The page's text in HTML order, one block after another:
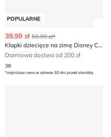
POPULARNE
39.99 zł 59.99 zł*
Klapki dziecięce na zimę Disney Classics
Darmowa dostwa od 200 zł
38
*najniższa cena w okresie 30 dni przed obniżką